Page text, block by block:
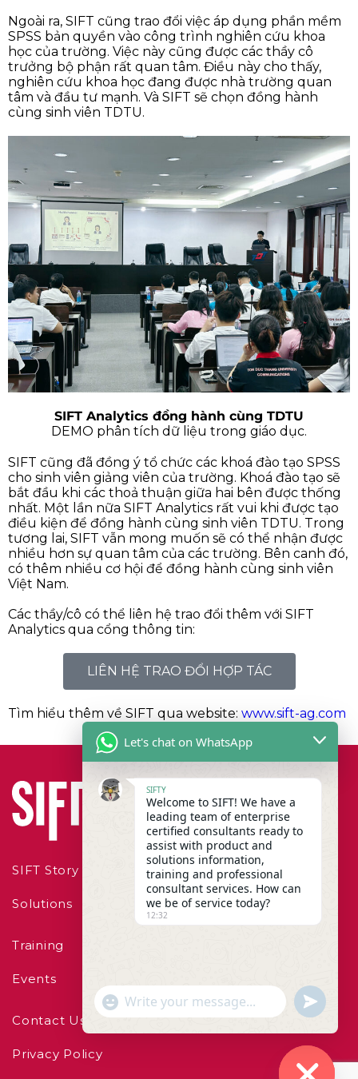
Ngoài ra, SIFT cũng trao đổi việc áp dụng phần mềm
SPSS bản quyền vào công trình nghiên cứu khoa
học của trường. Việc này cũng được các thầy cô
trưởng bộ phận rất quan tâm. Điều này cho thấy,
nghiên cứu khoa học đang được nhà trường quan
tâm và đầu tư mạnh. Và SIFT sẽ chọn đồng hành
cùng sinh viên TDTU.
SIFT Analytics đồng hành cùng TDTU
DEMO phân tích dữ liệu trong giáo dục.
SIFT cũng đã đồng ý tổ chức các khoá đào tạo SPSS
cho sinh viên giảng viên của trường. Khoá đào tạo sẽ
bắt đầu khi các thoả thuận giữa hai bên được thống
nhất. Một lần nữa SIFT Analytics rất vui khi được tạo
điều kiện để đồng hành cùng sinh viên TDTU. Trong
tương lai, SIFT vẫn mong muốn sẽ có thể nhận được
nhiều hơn sự quan tâm của các trường. Bên canh đó,
có thêm nhiều cơ hội để đồng hành cùng sinh viên
Việt Nam.
Các thầy/cô có thể liên hệ trao đổi thêm với SIFT
Analytics qua cổng thông tin:
LIÊN HỆ TRAO ĐỔI HỢP TÁC
Tìm hiểu thêm về SIFT qua website: www.sift-ag.com
SIFT Story
Solutions
Training
Events
Contact Us
Privacy Policy
Let's chat on WhatsApp
SIFTY
Welcome to SIFT! We have a
leading team of enterprise
certified consultants ready to
assist with product and
solutions information,
training and professional
consultant services. How can
we be of service today?
12:32
"+chaty_settings.lang.emoji_picker+"
WhatsApp Message
undefined